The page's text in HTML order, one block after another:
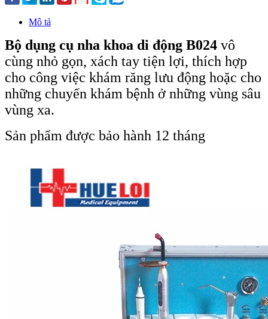
Mô tả
Bộ dụng cụ nha khoa di động B024 vô
cùng nhỏ gọn, xách tay tiện lợi, thích hợp
cho công việc khám răng lưu động hoặc cho
những chuyến khám bệnh ở những vùng sâu
vùng xa.
Sản phẩm được bảo hành 12 tháng